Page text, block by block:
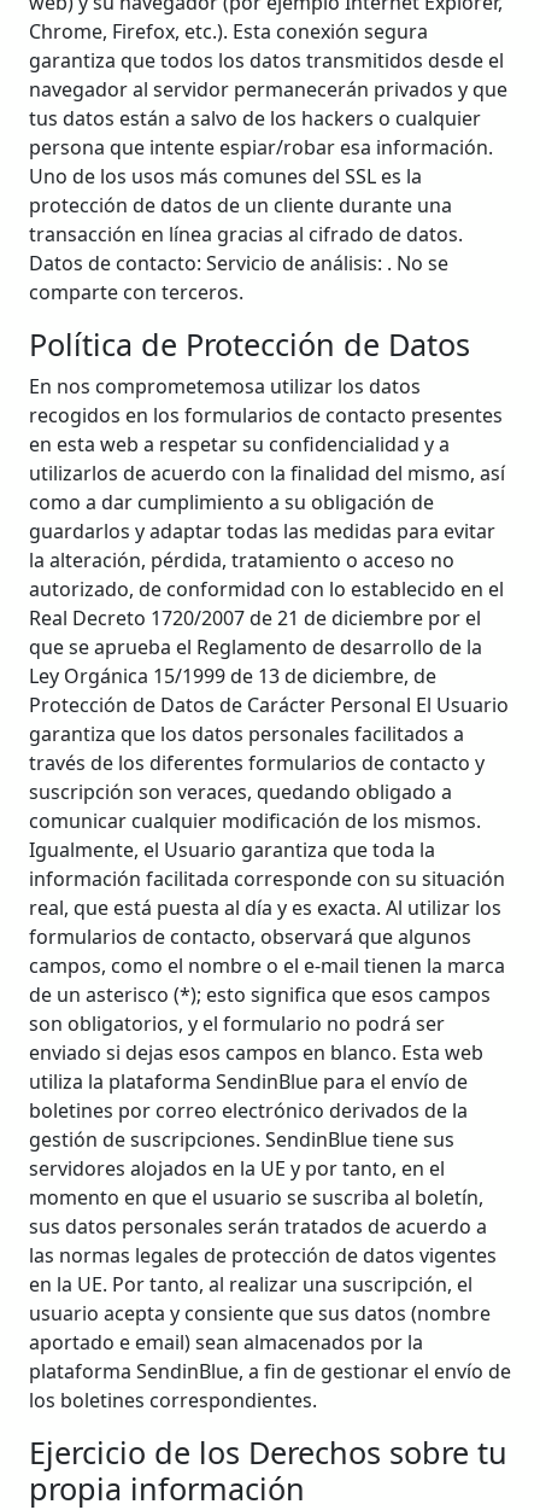
Chrome, Firefox, etc.). Esta conexión segura
garantiza que todos los datos transmitidos desde el
navegador al servidor permanecerán privados y que
tus datos están a salvo de los hackers o cualquier
persona que intente espiar/robar esa información.
Uno de los usos más comunes del SSL es la
protección de datos de un cliente durante una
transacción en línea gracias al cifrado de datos.
Datos de contacto: Servicio de análisis: . No se
comparte con terceros.
Política de Protección de Datos
En nos comprometemosa utilizar los datos
recogidos en los formularios de contacto presentes
en esta web a respetar su confidencialidad y a
utilizarlos de acuerdo con la finalidad del mismo, así
como a dar cumplimiento a su obligación de
guardarlos y adaptar todas las medidas para evitar
la alteración, pérdida, tratamiento o acceso no
autorizado, de conformidad con lo establecido en el
Real Decreto 1720/2007 de 21 de diciembre por el
que se aprueba el Reglamento de desarrollo de la
Ley Orgánica 15/1999 de 13 de diciembre, de
Protección de Datos de Carácter Personal El Usuario
garantiza que los datos personales facilitados a
través de los diferentes formularios de contacto y
suscripción son veraces, quedando obligado a
comunicar cualquier modificación de los mismos.
Igualmente, el Usuario garantiza que toda la
información facilitada corresponde con su situación
real, que está puesta al día y es exacta. Al utilizar los
formularios de contacto, observará que algunos
campos, como el nombre o el e-mail tienen la marca
de un asterisco (*); esto significa que esos campos
son obligatorios, y el formulario no podrá ser
enviado si dejas esos campos en blanco. Esta web
utiliza la plataforma SendinBlue para el envío de
boletines por correo electrónico derivados de la
gestión de suscripciones. SendinBlue tiene sus
servidores alojados en la UE y por tanto, en el
momento en que el usuario se suscriba al boletín,
sus datos personales serán tratados de acuerdo a
las normas legales de protección de datos vigentes
en la UE. Por tanto, al realizar una suscripción, el
usuario acepta y consiente que sus datos (nombre
aportado e email) sean almacenados por la
plataforma SendinBlue, a fin de gestionar el envío de
los boletines correspondientes.
Ejercicio de los Derechos sobre tu
propia información